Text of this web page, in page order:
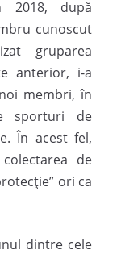
2018, după
cunoscut
gruparea
anterior, i-a
membri, în
sporturi de
În acest fel,
de
ori ca
dintre cele